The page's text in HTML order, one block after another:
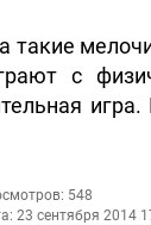
такие
с
548
23 сентября 2014